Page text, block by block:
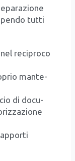
tut­ti
reci­pro­co
man­te­
di docu­